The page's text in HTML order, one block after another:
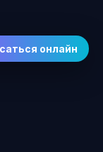
онлайн